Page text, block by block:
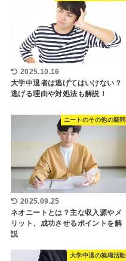
2025.10.16
大学中退者は逃げてはいけない？
逃げる理由や対処法も解説！
ニートのその他の疑問
2025.09.25
ネオニートとは？主な収入源やメ
リット、成功させるポイントを解
説
大学中退の就職活動